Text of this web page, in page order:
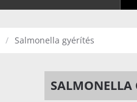
Salmonella gyérítés
SALMONELLA